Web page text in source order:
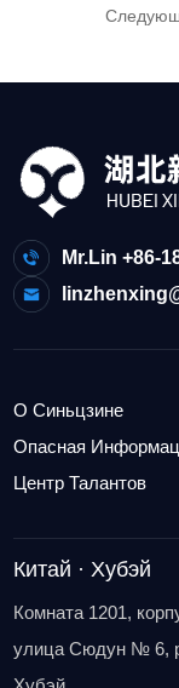
Mr.Lin +86-
О Синьцзине
Опасная
Центр Талантов
Китай · Хубэй
Комната 1201,
улица Сюдун № 6,